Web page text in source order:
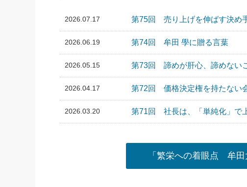
2026.07.17 第75回 売り上げを伸ばす決め
2026.06.19 第74回 牟田 學に贈る言葉
2026.05.15 第73回 諦めが肝心、諦めない
2026.04.17 第72回 価格決定権を持たない
2026.03.20 第71回 社長は、「単純化」で
「繁栄への着眼点 牟